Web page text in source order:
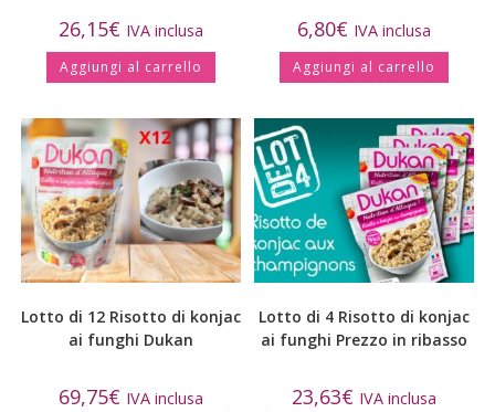
26,15€ IVA inclusa
Aggiungi al carrello
6,80€ IVA inclusa
Aggiungi al carrello
Lotto di 12 Risotto di konjac
ai funghi Dukan
69,75€ IVA inclusa
Lotto di 4 Risotto di konjac
ai funghi Prezzo in ribasso
23,63€ IVA inclusa